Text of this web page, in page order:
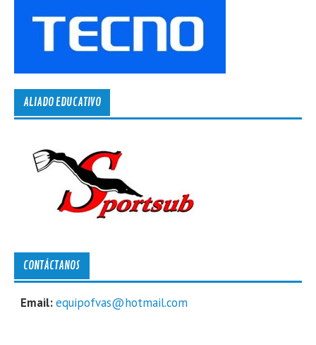
ALIADO EDUCATIVO
CONTÁCTANOS
Email:equipofvas@hotmail.com